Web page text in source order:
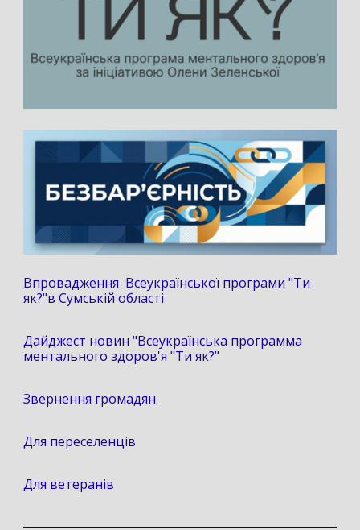
Впровадження Всеукраїнської програми "Ти
як?"в Сумській області
Дайджест новин "Всеукраїнська программа
ментального здоров'я "Ти як?"
Звернення громадян
Для переселенців
Для ветеранів